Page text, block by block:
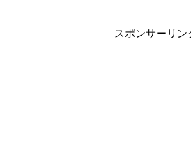
スポンサーリン